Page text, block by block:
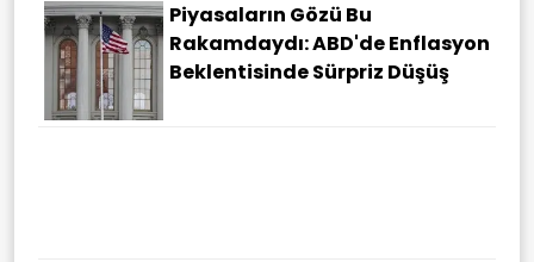
Piyasaların Gözü Bu
Rakamdaydı: ABD'de Enflasyon
Beklentisinde Sürpriz Düşüş